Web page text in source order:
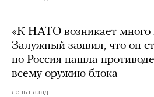
«К НАТО возникает много
Залужный заявил, что он
но Россия нашла
всему оружию блока
день назад